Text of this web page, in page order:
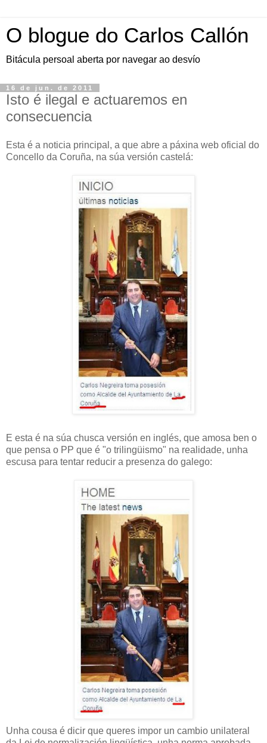
O blogue do Carlos Callón
Bitácula persoal aberta por navegar ao desvío
16 de jun. de 2011
Isto é ilegal e actuaremos en
consecuencia
Esta é a noticia principal, a que abre a páxina web oficial do
Concello da Coruña, na súa versión castelá:
E esta é na súa chusca versión en inglés, que amosa ben o
que pensa o PP que é "o trilingüismo" na realidade, unha
escusa para tentar reducir a presenza do galego:
Unha cousa é dicir que queres impor un cambio unilateral